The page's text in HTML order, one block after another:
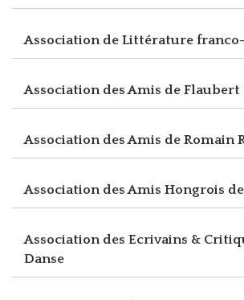
Association de Littérature
Association des Amis de Flaubert
Association des Amis de Romain
Association des Amis Hongrois
Association des Ecrivains &
Danse